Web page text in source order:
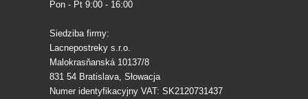
Pon - Pt 9:00 - 16:00
Siedziba firmy:
Lacnepostreky s.r.o.
Malokrasňanská 10137/8
831 54 Bratislava, Słowacja
Numer identyfikacyjny VAT: SK2120731437